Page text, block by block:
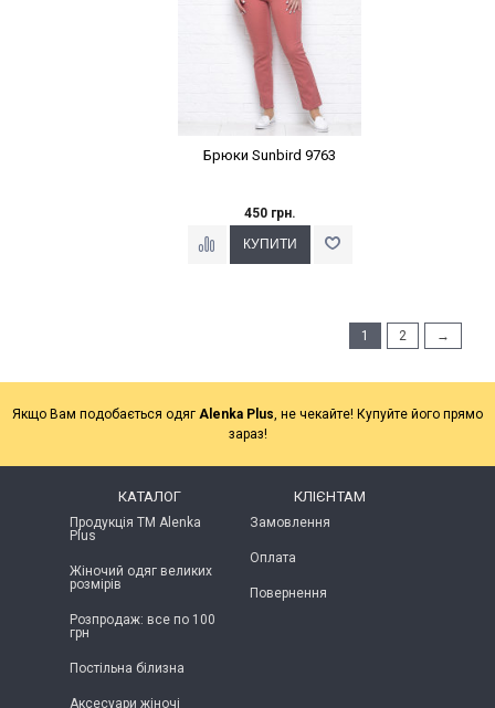
Брюки Sunbird 9763
450 грн.
1 2 →
Якщо Вам подобається одяг Alenka Plus , не чекайте! Купуйте його прямо
зараз!
КАТАЛОГ
Продукція ТМ Alenka
Plus
Жіночий одяг великих
розмірів
Розпродаж: все по 100
грн
Постільна білизна
Аксесуари жіночі
КЛІЄНТАМ
Замовлення
Оплата
Повернення